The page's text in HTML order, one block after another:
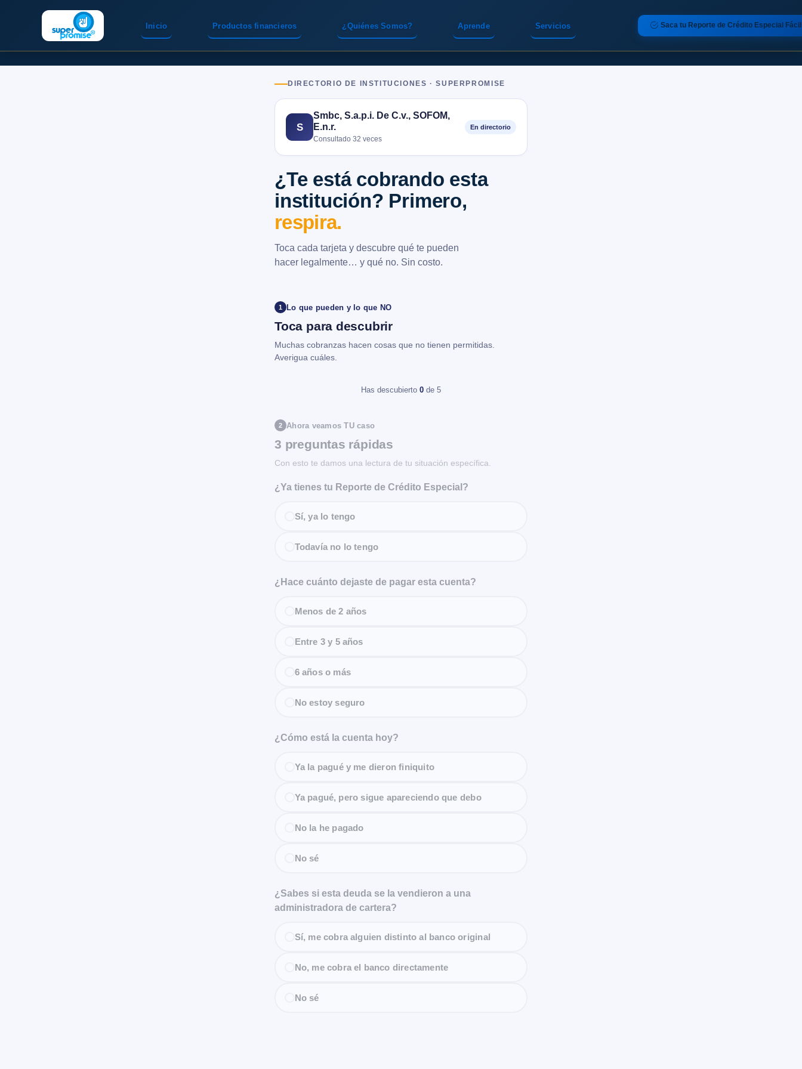
Inicio Servicios
Productos financieros ¿Quiénes Somos? Aprende Saca tu Reporte de Crédito Especial Fácil
DIRECTORIO DE INSTITUCIONES · SUPERPROMISE
S
Smbc, S.a.p.i. De C.v., SOFOM,
E.n.r.
Consultado 32 veces
En directorio
¿Te está cobrando esta
institución? Primero,
respira.
Toca cada tarjeta y descubre qué te pueden
hacer legalmente… y qué no. Sin costo.
1 Lo que pueden y lo que NO
Toca para descubrir
Muchas cobranzas hacen cosas que no tienen permitidas.
Averigua cuáles.
Has descubierto 0 de 5
2 Ahora veamos TU caso
3 preguntas rápidas
Con esto te damos una lectura de tu situación específica.
¿Ya tienes tu Reporte de Crédito Especial?
Sí, ya lo tengo
Todavía no lo tengo
¿Hace cuánto dejaste de pagar esta cuenta?
Menos de 2 años
Entre 3 y 5 años
6 años o más
No estoy seguro
¿Cómo está la cuenta hoy?
Ya la pagué y me dieron finiquito
Ya pagué, pero sigue apareciendo que debo
No la he pagado
No sé
¿Sabes si esta deuda se la vendieron a una
administradora de cartera?
Sí, me cobra alguien distinto al banco original
No, me cobra el banco directamente
No sé